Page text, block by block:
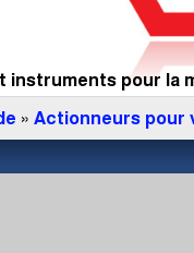
instruments pour la
» Actionneurs pour